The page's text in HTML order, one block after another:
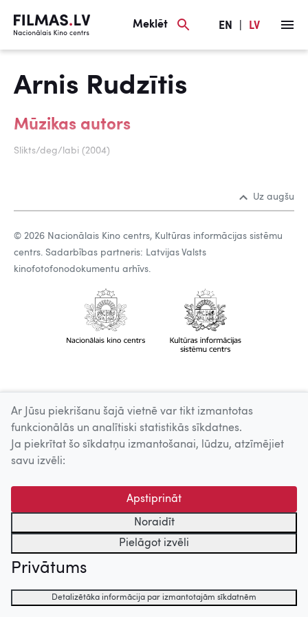
Meklēt EN LV
Arnis Rudzītis
Mūzikas autors
Slikts/deg/labi (2004)
Uz augšu
© 2026 Nacionālais Kino centrs, Kultūras informācijas sistēmu
centrs. Sadarbības partneris: Latvijas Valsts
kinofotofonodokumentu arhīvs.
Ar Jūsu piekrišanu šajā vietnē var tikt izmantotas
funkcionālās un analītiski statistikās sīkdatnes.
Ja piekrītat šo sīkdatņu izmantošanai, lūdzu, atzīmējiet
savu izvēli:
Apstiprināt
Noraidīt
Pielāgot izvēli
Privātums
Detalizētāka informācija par izmantotajām sīkdatnēm